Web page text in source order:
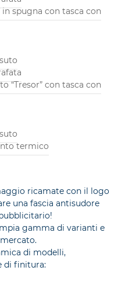
in spugna con tasca con
“Tresor” con tasca con
termico
ricamate con il logo
una fascia antisudore
gamma di varianti e
di modelli,
di finitura: